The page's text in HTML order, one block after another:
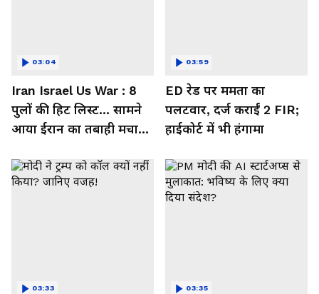
Iran Israel Us War : 8
पुलों की हिट लिस्ट... सामने
आया ईरान का तबाही मचाने
03:04
ED रेड पर ममता का
पलटवार, दर्ज कराईं 2 FIR;
हाईकोर्ट में भी हंगामा
03:59
03:33 03:35